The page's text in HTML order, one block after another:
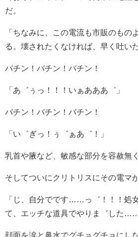
だ。
「ちなみに、この電流も市販のもの
る。壊されたくなければ、早く吐い
バチン！バチン！バチン！
「あ゛ぅっ！！！いぁあああ゛」
バチン！バチン！バチン！
「い゛ぎっ！ぅ゛ぁあ゛！」
乳首や腋など、敏感な部分を容赦無
そしてついにクリトリスにその電マ
「じ、自分でです……っ゛！！！処
て、エッチな道具でやりま゛した……
顔面を涙と鼻水でグチョグチョにし